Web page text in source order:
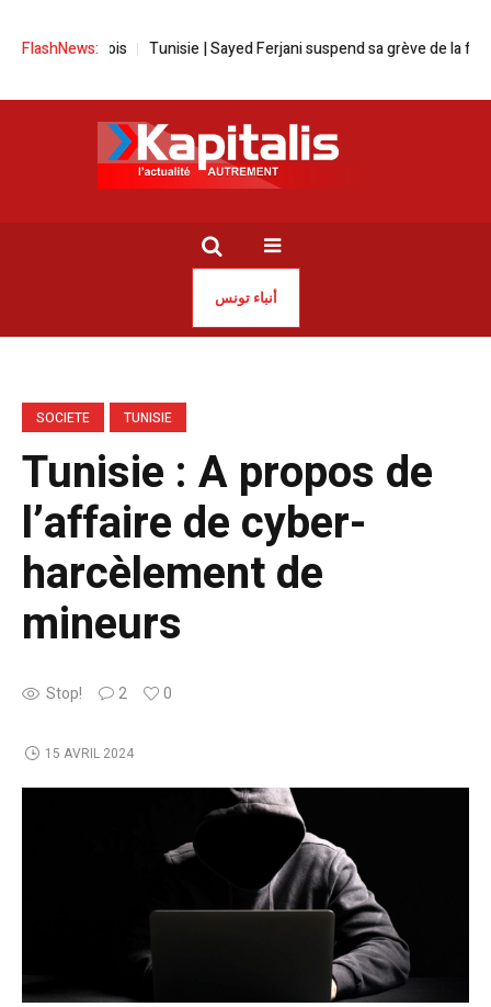
FlashNews:
un mois Tunisie | Sayed Ferjani suspend sa grève de la faim
أنباء تونس
SOCIETE TUNISIE
Tunisie : A propos de
l’affaire de cyber-
harcèlement de
mineurs
Stop! 2 0
15 AVRIL 2024